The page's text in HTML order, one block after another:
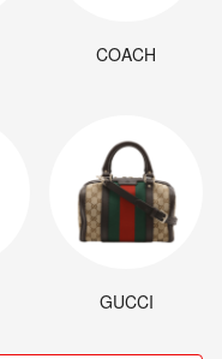
COACH
GUCCI